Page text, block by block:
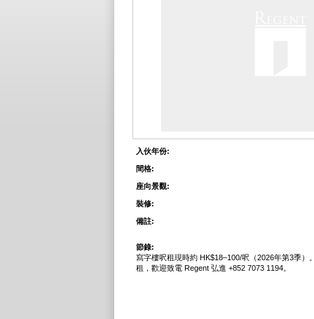
入伙年份:
間格:
座向景觀:
裝修:
備註:
節錄:
寫字樓呎租現時約 HK$18–100/呎（2026年第3季）
租，歡迎致電 Regent 弘進 +852 7073 1194。